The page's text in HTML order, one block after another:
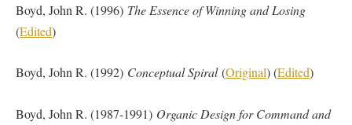
Boyd, John R. (1996) The Essence of Winning and Losing
(Edited)
Boyd, John R. (1992) Conceptual Spiral(Original) (Edited)
Boyd, John R. (1987-1991) Organic Design for Command and